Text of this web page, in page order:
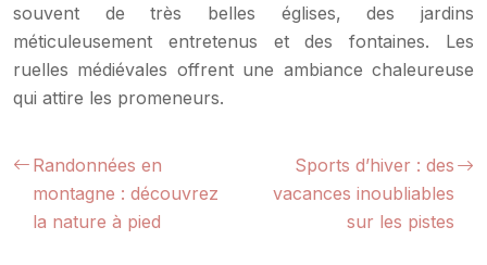
souvent de très belles églises, des jardins
méticuleusement entretenus et des fontaines. Les
ruelles médiévales offrent une ambiance chaleureuse
qui attire les promeneurs.
Randonnées en
montagne : découvrez
la nature à pied
Sports d’hiver : des
vacances inoubliables
sur les pistes